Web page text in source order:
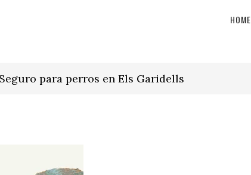
HOME
Seguro para perros en Els Garidells